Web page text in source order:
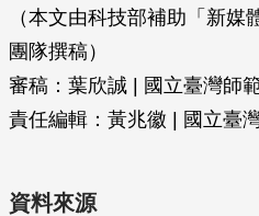
（本文由科技部補助「新
團隊撰稿）
審稿：葉欣誠 | 國立臺灣師
責任編輯：黃兆徽 | 國立臺
資料來源